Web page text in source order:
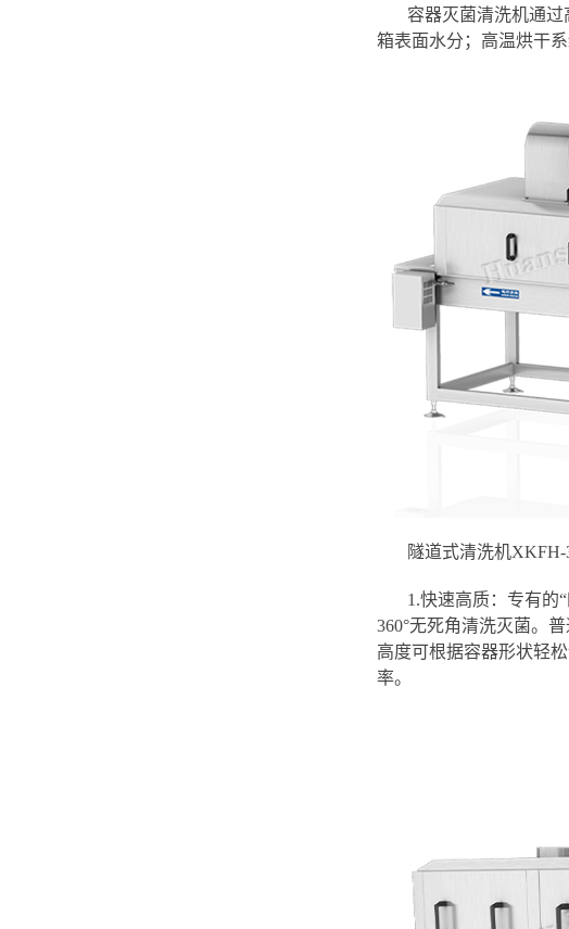
容器灭菌清洗机通
箱表面水分；高温烘干
隧道式清洗机XKFH-
1.快速高质：专有的
360°无死角清洗灭菌。
高度可根据容器形状轻
率。